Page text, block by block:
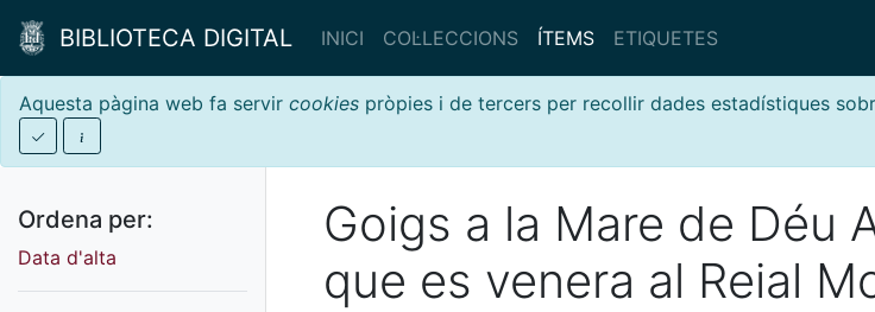
BIBLIOTECA DIGITAL INICI COL·LECCIONS ÍTEMS ETIQUETES
Aquesta pàgina web fa servir cookies pròpies i de tercers per recollir dades estadístiques
Ordena per:
Data d'alta
Goigs a la Mare de Déu
que es venera al Reial